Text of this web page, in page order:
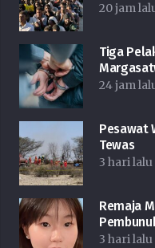
20 jam
Tiga
24 jam
Pesawat
Tewas
3 hari lalu
Remaja
3 hari lalu